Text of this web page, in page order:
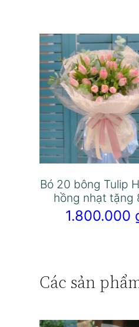
Bó 20 bông Tulip
hồng nhạt tặng
1.800.000
Các sản